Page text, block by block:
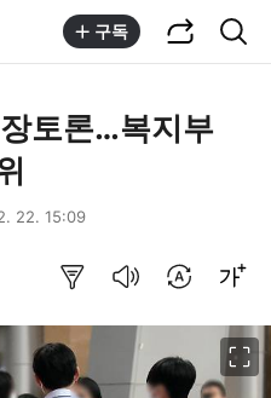
구독
토론…복지부
22. 15:09